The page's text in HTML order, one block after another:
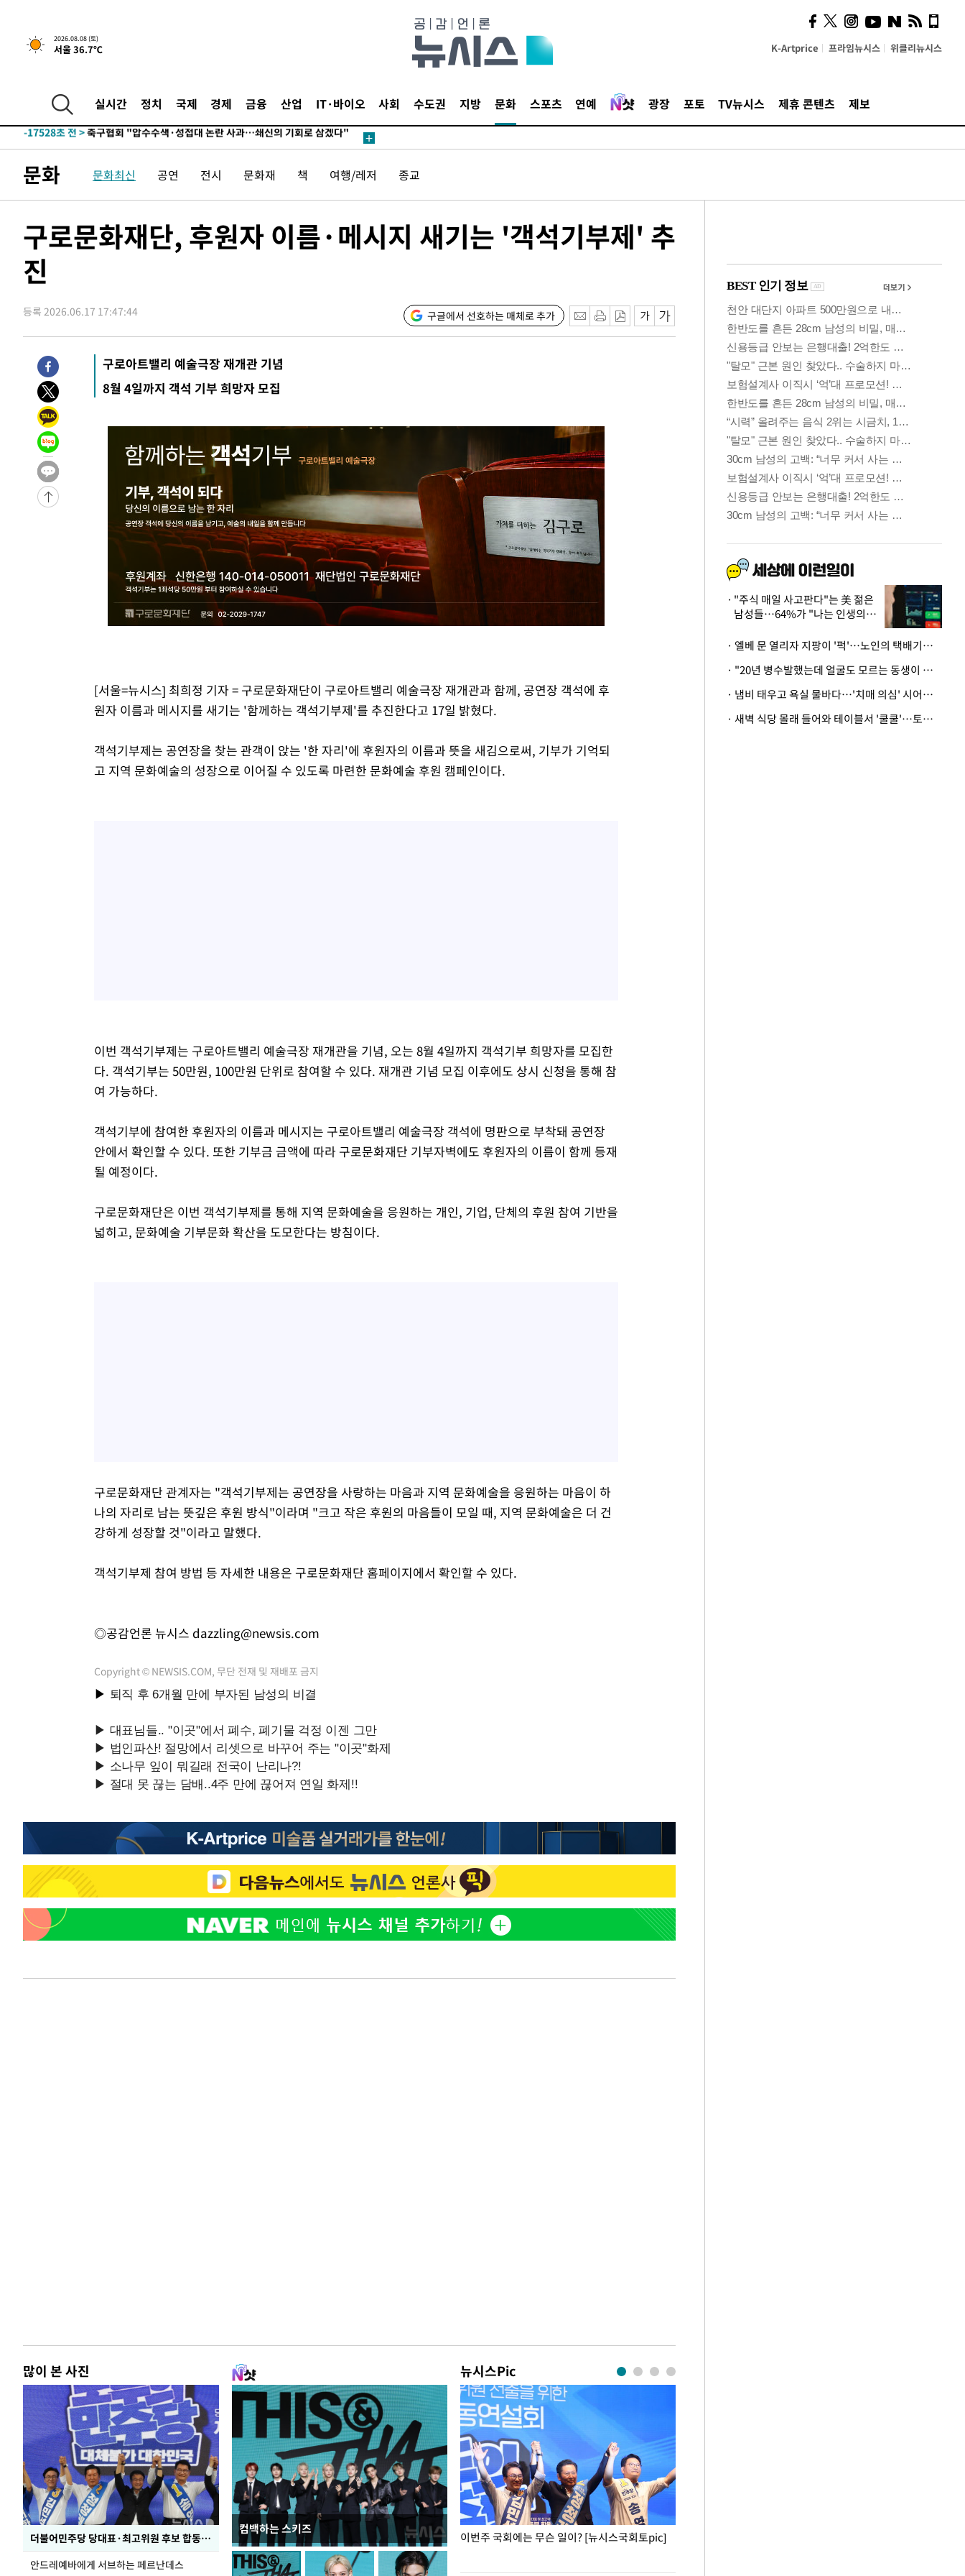
2026.08.08 (토)
서울 36.7℃ K-Artprice 프라임뉴시스 위클리뉴시스
실시간 정치 국제 경제 금융 산업 IT·바이오 사회 수도권 지방 문화 스포츠 연예 광장 포토 TV뉴시스 제휴 콘텐츠 제보
-27353초 전 >선재도서 해루질 나섰다 실종 60대, 닷새 만에 숨진 채 발견
-24887초 전 >남자 농구, 나고야 아시안게임서 '홈팀' 일본과 한일전
-20490초 전 >
극한폭염 한풀 꺾이지만…'낮 최고 35도' 무더위, 열대야 계속[다음
주 날씨]
-17508초 전 >
-16025초 전 >[속보]'압수수색·성접대 논란' 축구협회 "실망과 걱정 안겨드려 죄
37분 전 >
[속보]뉴욕증시 상승 마감…S&P 0.6% 나스닥 1.3%↑
-29663초 전 >백운산서 80년근 천종산삼 9뿌리 발견…감정가 1.3억원
-24907초 전 >남자 농구, 나고야 아시안게임서 '홈팀' 일본과 한일전
-24283초 전 >
-20510초 전 >
-16045초 전 >[속보]'압수수색·성접대 논란' 축구협회 "실망과 걱정 안겨드려 죄
송"
-4666초 전 >'최고 37도' 폭염 지속…강원동해안 최대 150㎜ 비
36분 전 >
[속보]뉴욕증시 상승 마감…S&P 0.6% 나스닥 1.3%↑
문화 문화최신 공연 전시 문화재 책 여행/레저 종교
구로문화재단, 후원자 이름·메시지 새기는 '객석기부제' 추
진
등록 2026.06.17 17:47:44 구글에서 선호하는 매체로 추가
구로아트밸리 예술극장 재개관 기념
8월 4일까지 객석 기부 희망자 모집
[서울=뉴시스] 최희정 기자 = 구로문화재단이 구로아트밸리 예술극장 재개관과 함께, 공연장 객석에 후
원자 이름과 메시지를 새기는 '함께하는 객석기부제'를 추진한다고 17일 밝혔다.
객석기부제는 공연장을 찾는 관객이 앉는 '한 자리'에 후원자의 이름과 뜻을 새김으로써, 기부가 기억되
고 지역 문화예술의 성장으로 이어질 수 있도록 마련한 문화예술 후원 캠페인이다.
이번 객석기부제는 구로아트밸리 예술극장 재개관을 기념, 오는 8월 4일까지 객석기부 희망자를 모집한
다. 객석기부는 50만원, 100만원 단위로 참여할 수 있다. 재개관 기념 모집 이후에도 상시 신청을 통해 참
여 가능하다.
객석기부에 참여한 후원자의 이름과 메시지는 구로아트밸리 예술극장 객석에 명판으로 부착돼 공연장
안에서 확인할 수 있다. 또한 기부금 금액에 따라 구로문화재단 기부자벽에도 후원자의 이름이 함께 등재
될 예정이다.
구로문화재단은 이번 객석기부제를 통해 지역 문화예술을 응원하는 개인, 기업, 단체의 후원 참여 기반을
넓히고, 문화예술 기부문화 확산을 도모한다는 방침이다.
구로문화재단 관계자는 "객석기부제는 공연장을 사랑하는 마음과 지역 문화예술을 응원하는 마음이 하
나의 자리로 남는 뜻깊은 후원 방식"이라며 "크고 작은 후원의 마음들이 모일 때, 지역 문화예술은 더 건
강하게 성장할 것"이라고 말했다.
객석기부제 참여 방법 등 자세한 내용은 구로문화재단 홈페이지에서 확인할 수 있다.
◎공감언론 뉴시스 dazzling@newsis.com
Copyright © NEWSIS.COM, 무단 전재 및 재배포 금지
많이 본 사진
더불어민주당 당대표·최고위원 후보 합동연설회
안드레예바에게 서브하는 페르난데스
컴백하는 스키즈
뉴시스Pic
이 대통령, 국가폭력 피해자에 위로·사과…"국가
가 책임지고 치유"
이번주 국회에는 무슨 일이? [뉴시스국회토pic]
사이 해답 찾았죠"…알을
깨고 나온 '초자아'
"주식 매일 사고판다"는 美 젊은
남성들…64%가 "나는 인생의
· 엘베 문 열리자 지팡이 '퍽'…노인의 택배기사 폭행 이유
· "20년 병수발했는데 얼굴도 모르는 동생이 유산 절반을"…배다른 형제 상속권 있을까
· 냄비 태우고 욕실 물바다…'치매 의심' 시어머니 검사 권유했다가 '날벼락'
· 새벽 식당 몰래 들어와 테이블서 '쿨쿨'…토사물 남기고 사라진 남성